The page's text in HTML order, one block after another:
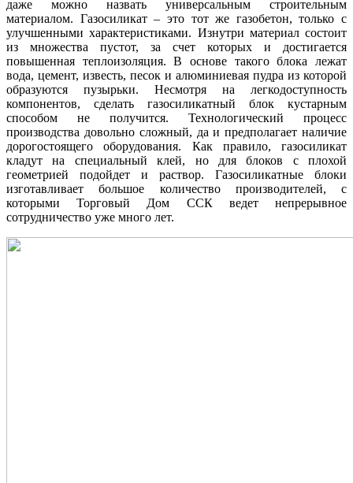
даже можно назвать универсальным строительным
материалом. Газосиликат – это тот же газобетон, только с
улучшенными характеристиками. Изнутри материал состоит
из множества пустот, за счет которых и достигается
повышенная теплоизоляция. В основе такого блока лежат
вода, цемент, известь, песок и алюминиевая пудра из которой
образуются пузырьки. Несмотря на легкодоступность
компонентов, сделать газосиликатный блок кустарным
способом не получится. Технологический процесс
производства довольно сложный, да и предполагает наличие
дорогостоящего оборудования. Как правило, газосиликат
кладут на специальный клей, но для блоков с плохой
геометрией подойдет и раствор. Газосиликатные блоки
изготавливает большое количество производителей, с
которыми Торговый Дом ССК ведет непрерывное
сотрудничество уже много лет.